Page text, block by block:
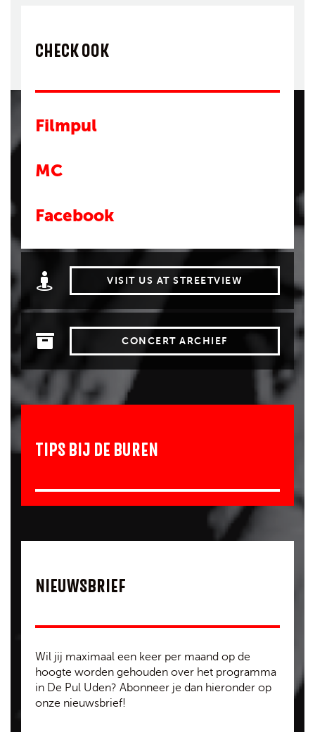
CHECK OOK
Filmpul
MC
Facebook
VISIT US AT STREETVIEW
CONCERT ARCHIEF
TIPS BIJ DE BUREN
NIEUWSBRIEF
Wil jij maximaal een keer per maand op de
hoogte worden gehouden over het programma
in De Pul Uden? Abonneer je dan hieronder op
onze nieuwsbrief!